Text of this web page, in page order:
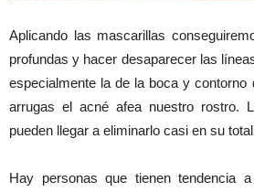
Aplicando las mascarillas
profundas y hacer desaparecer las
especialmente la de la boca y
arrugas el acné afea nuestro rostro.
pueden llegar a eliminarlo casi en su
Hay personas que tienen tendencia